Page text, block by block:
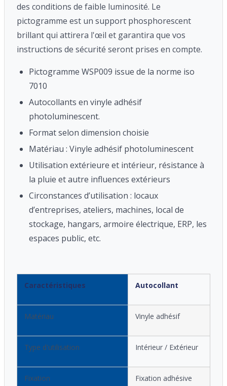
des conditions de faible luminosité. Le
pictogramme est un support phosphorescent
brillant qui attirera l'œil et garantira que vos
instructions de sécurité seront prises en compte.
Pictogramme WSP009 issue de la norme iso
7010
Autocollants en vinyle adhésif
photoluminescent.
Format selon dimension choisie
Matériau : Vinyle adhésif photoluminescent
Utilisation extérieure et intérieur, résistance à
la pluie et autre influences extérieurs
Circonstances d’utilisation : locaux
d’entreprises, ateliers, machines, local de
stockage, hangars, armoire électrique, ERP, les
espaces public, etc.
Caractéristiques Autocollant
Matériau Vinyle adhésif
Type d'utilisation Intérieur / Extérieur
Fixation Fixation adhésive